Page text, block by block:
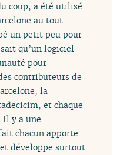
coup, a été utilisé
au tout
un petit peu pour
qu’un logiciel
pour
contributeurs de
la
et chaque
y a une
chacun apporte
développe surtout